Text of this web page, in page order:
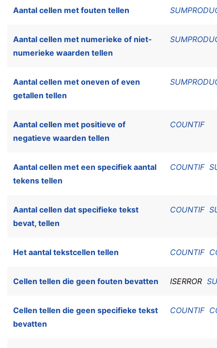
Aantal cellen met fouten tellen
Aantal cellen met numerieke of niet-
numerieke waarden tellen
Aantal cellen met oneven of even
getallen tellen
Aantal cellen met positieve of
negatieve waarden tellen
COUNTIF
Aantal cellen met een specifiek aantal
tekens tellen
COUNTIF
Aantal cellen dat specifieke tekst
bevat, tellen
COUNTIF
Het aantal tekstcellen tellen COUNTIF
Cellen tellen die geen fouten bevatten ISERROR
Cellen tellen die geen specifieke tekst
bevatten
COUNTIF